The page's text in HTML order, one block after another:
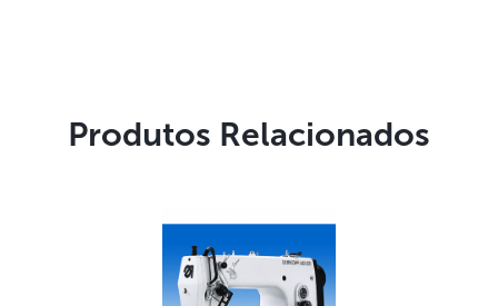
Produtos Relacionados